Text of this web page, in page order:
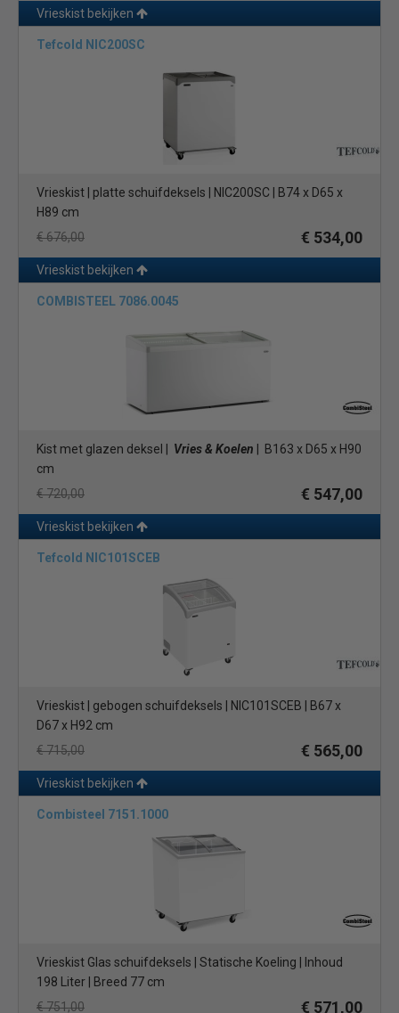
Vrieskist bekijken
Tefcold NIC200SC
Vrieskist | platte schuifdeksels | NIC200SC | B74 x D65 x
H89 cm
€ 676,00
€ 534,00
Vrieskist bekijken
COMBISTEEL 7086.0045
Kist met glazen deksel | Vries & Koelen | B163 x D65 x H90
cm
€ 720,00
€ 547,00
Vrieskist bekijken
Tefcold NIC101SCEB
Vrieskist | gebogen schuifdeksels | NIC101SCEB | B67 x
D67 x H92 cm
€ 715,00
€ 565,00
Vrieskist bekijken
Combisteel 7151.1000
Vrieskist Glas schuifdeksels | Statische Koeling | Inhoud
198 Liter | Breed 77 cm
€ 751,00
€ 571,00